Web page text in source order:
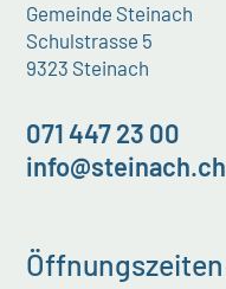
Gemeinde Steinach
Schulstrasse 5
9323 Steinach
071 447 23 00
info@steinach.ch
Öffnungszeiten